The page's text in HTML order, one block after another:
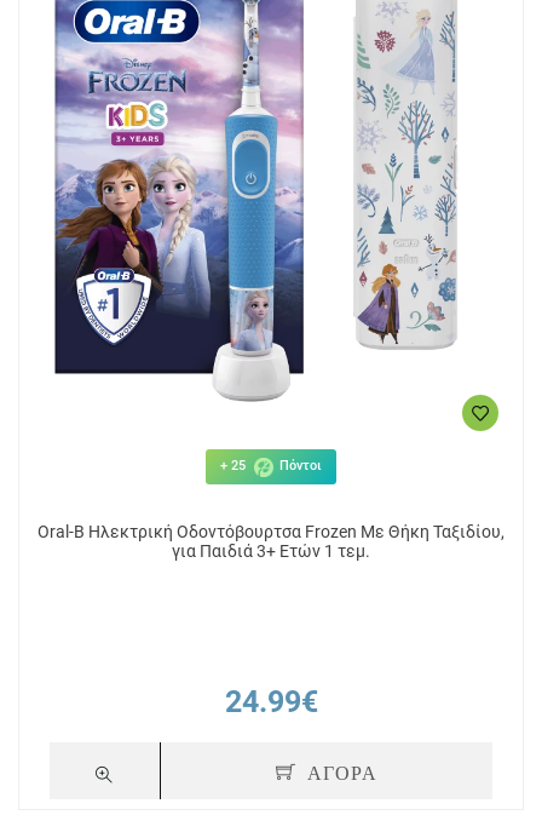
+ 25 Πόντοι
Oral-B Ηλεκτρική Οδοντόβουρτσα Frozen Με Θήκη Ταξιδίου,
για Παιδιά 3+ Ετών 1 τεμ.
24.99€
ΑΓΟΡΑ